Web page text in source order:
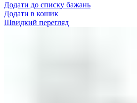
Додати до списку бажань
Додати в кошик
Швидкий перегляд